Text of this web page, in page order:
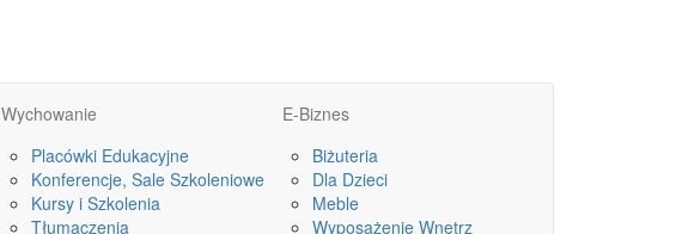
Wychowanie
Placówki Edukacyjne
Konferencje, Sale Szkoleniowe
Kursy i Szkolenia
Tłumaczenia
E-Biznes
Biżuteria
Dla Dzieci
Meble
Wyposażenie Wnętrz